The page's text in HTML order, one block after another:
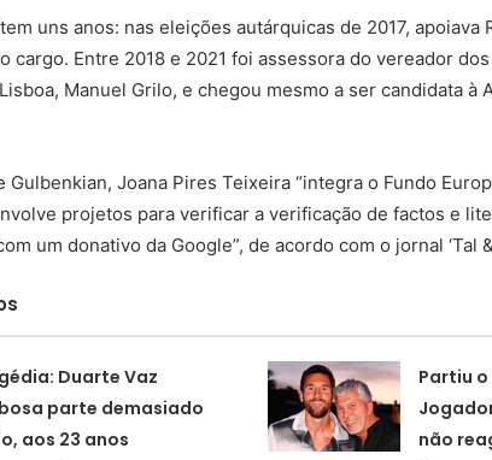
uns anos: nas eleições autárquicas de 2017, apoiava
cargo. Entre 2018 e 2021 foi assessora do vereador
Manuel Grilo, e chegou mesmo a ser candidata à
Gulbenkian, Joana Pires Teixeira “integra o Fundo
projetos para verificar a verificação de factos e
um donativo da Google”, de acordo com o jornal ‘Tal &
Duarte Vaz
parte demasiado
aos 23 anos
Partiu o
não